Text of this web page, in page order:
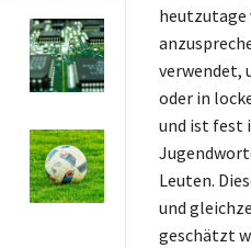
heutzutage
verwendet,
oder in
und ist fest
Leuten.
und
geschätzt